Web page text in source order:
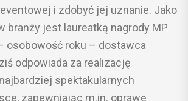
i zdobyć jej uznanie. Jako
branży jest laureatką nagrody MP
osobowość roku – dostawca
odpowiada za realizację
spektakularnych
zapewniając m.in. oprawę